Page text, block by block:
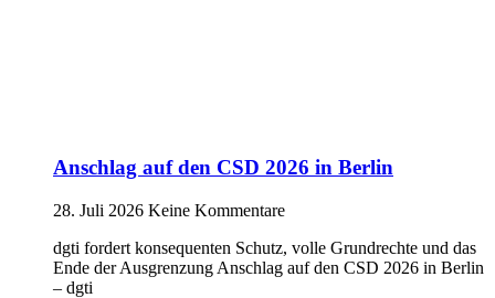
Anschlag auf den CSD 2026 in Berlin
28. Juli 2026 Keine Kommentare
dgti fordert konsequenten Schutz, volle Grundrechte und das
Ende der Ausgrenzung Anschlag auf den CSD 2026 in Berlin
– dgti